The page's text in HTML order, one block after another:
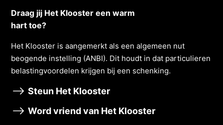
Draag jij Het Klooster een warm
hart toe?
Het Klooster is aangemerkt als een algemeen nut
beogende instelling (ANBI). Dit houdt in dat particulieren
belastingvoordelen krĳgen bĳ een schenking.
Steun Het Klooster
Word vriend van Het Klooster